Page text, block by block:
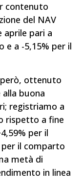
contenuto
del NAV
aprile pari a
e a -5,15% per il
però, ottenuto
buona
registriamo a
rispetto a fine
per il
il comparto
metà di
in linea